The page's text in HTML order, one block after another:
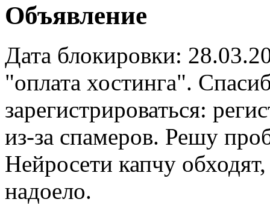
Объявление
Дата блокировки:
"оплата хостинга".
зарегистрироваться:
из-за спамеров. Решу
Нейросети капчу
надоело.